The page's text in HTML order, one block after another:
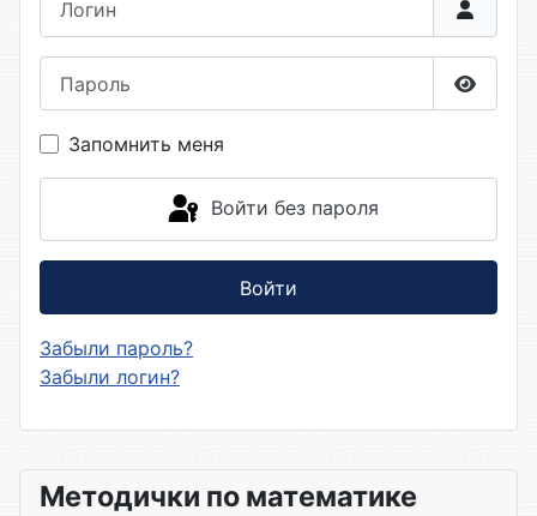
Методички по математике
Запомнить меня
Войти без пароля
Войти
Забыли пароль?
Забыли логин?